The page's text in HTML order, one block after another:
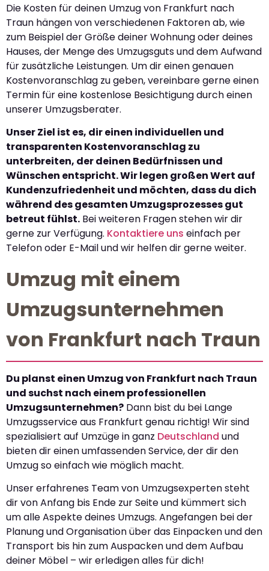
Die Kosten für deinen Umzug von Frankfurt nach
Traun hängen von verschiedenen Faktoren ab, wie
zum Beispiel der Größe deiner Wohnung oder deines
Hauses, der Menge des Umzugsguts und dem Aufwand
für zusätzliche Leistungen. Um dir einen genauen
Kostenvoranschlag zu geben, vereinbare gerne einen
Termin für eine kostenlose Besichtigung durch einen
unserer Umzugsberater.
Unser Ziel ist es, dir einen individuellen und
transparenten Kostenvoranschlag zu
unterbreiten, der deinen Bedürfnissen und
Wünschen entspricht. Wir legen großen Wert auf
Kundenzufriedenheit und möchten, dass du dich
während des gesamten Umzugsprozesses gut
betreut fühlst. Bei weiteren Fragen stehen wir dir
gerne zur Verfügung. Kontaktiere uns einfach per
Telefon oder E-Mail und wir helfen dir gerne weiter.
Umzug mit einem
Umzugsunternehmen
von Frankfurt nach Traun
Du planst einen Umzug von Frankfurt nach Traun
und suchst nach einem professionellen
Umzugsunternehmen? Dann bist du bei Lange
Umzugsservice aus Frankfurt genau richtig! Wir sind
spezialisiert auf Umzüge in ganz Deutschland und
bieten dir einen umfassenden Service, der dir den
Umzug so einfach wie möglich macht.
Unser erfahrenes Team von Umzugsexperten steht
dir von Anfang bis Ende zur Seite und kümmert sich
um alle Aspekte deines Umzugs. Angefangen bei der
Planung und Organisation über das Einpacken und den
Transport bis hin zum Auspacken und dem Aufbau
deiner Möbel – wir erledigen alles für dich!